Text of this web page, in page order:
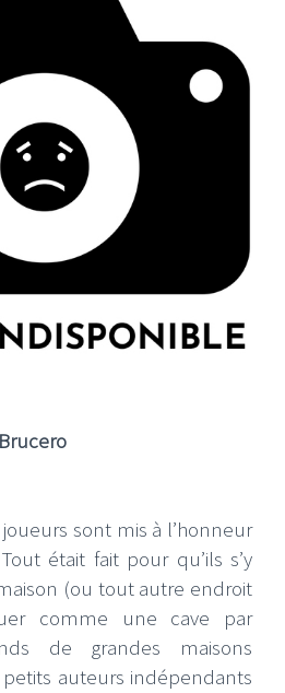
Brucero
sont mis à l’honneur
était fait pour qu’ils s’y
(ou tout autre endroit
comme une cave par
de grandes maisons
auteurs indépendants